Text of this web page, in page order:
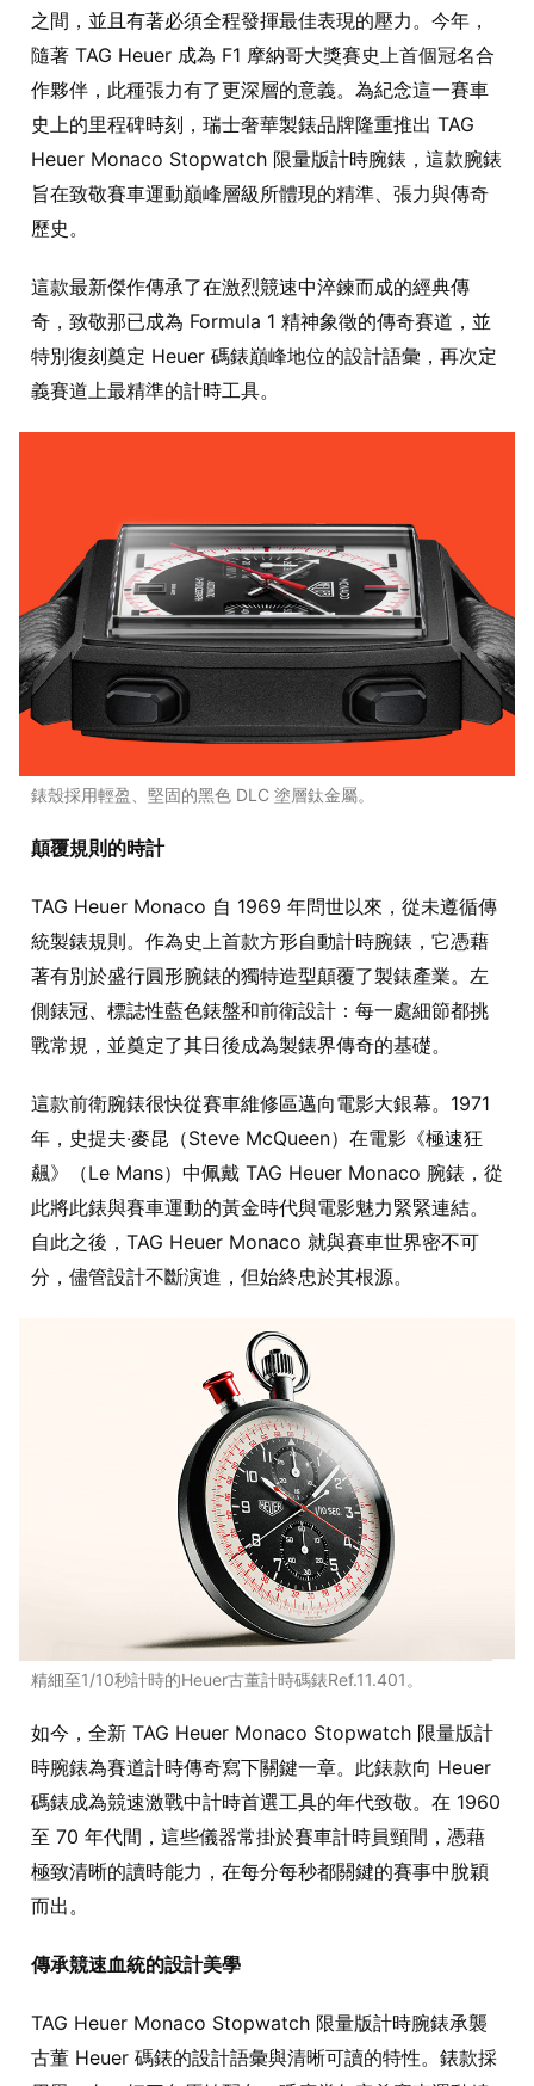
之間，並且有著必須全程發揮最佳表現的壓力。今年，
隨著 TAG Heuer 成為 F1 摩納哥大獎賽史上首個冠名合
作夥伴，此種張力有了更深層的意義。為紀念這一賽車
史上的里程碑時刻，瑞士奢華製錶品牌隆重推出 TAG
Heuer Monaco Stopwatch 限量版計時腕錶，這款腕錶
旨在致敬賽車運動巔峰層級所體現的精準、張力與傳奇
歷史。
這款最新傑作傳承了在激烈競速中淬鍊而成的經典傳
奇，致敬那已成為 Formula 1 精神象徵的傳奇賽道，並
特別復刻奠定 Heuer 碼錶巔峰地位的設計語彙，再次定
義賽道上最精準的計時工具。
錶殼採用輕盈、堅固的黑色 DLC 塗層鈦金屬。
顛覆規則的時計
TAG Heuer Monaco 自 1969 年問世以來，從未遵循傳
統製錶規則。作為史上首款方形自動計時腕錶，它憑藉
著有別於盛行圓形腕錶的獨特造型顛覆了製錶產業。左
側錶冠、標誌性藍色錶盤和前衛設計：每一處細節都挑
戰常規，並奠定了其日後成為製錶界傳奇的基礎。
這款前衛腕錶很快從賽車維修區邁向電影大銀幕。1971
年，史提夫‧麥昆（Steve McQueen）在電影《極速狂
飆》（Le Mans）中佩戴 TAG Heuer Monaco 腕錶，從
此將此錶與賽車運動的黃金時代與電影魅力緊緊連結。
自此之後，TAG Heuer Monaco 就與賽車世界密不可
分，儘管設計不斷演進，但始終忠於其根源。
精細至1/10秒計時的Heuer古董計時碼錶Ref.11.401。
如今，全新 TAG Heuer Monaco Stopwatch 限量版計
時腕錶為賽道計時傳奇寫下關鍵一章。此錶款向 Heuer
碼錶成為競速激戰中計時首選工具的年代致敬。在 1960
至 70 年代間，這些儀器常掛於賽車計時員頸間，憑藉
極致清晰的讀時能力，在每分每秒都關鍵的賽事中脫穎
而出。
傳承競速血統的設計美學
TAG Heuer Monaco Stopwatch 限量版計時腕錶承襲
古董 Heuer 碼錶的設計語彙與清晰可讀的特性。錶款採